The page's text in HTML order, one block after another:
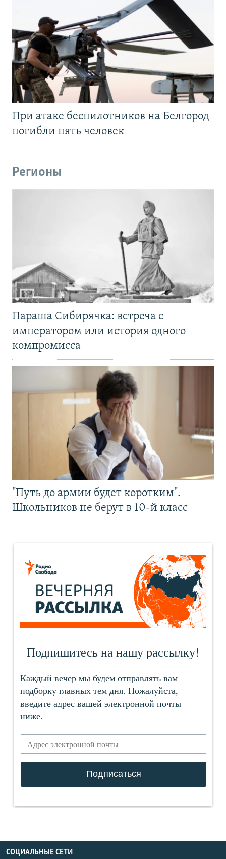
При атаке беспилотников на Белгород
погибли пять человек
Регионы
Параша Сибирячка: встреча с
императором или история одного
компромисса
"Путь до армии будет коротким".
Школьников не берут в 10-й класс
СОЦИАЛЬНЫЕ СЕТИ